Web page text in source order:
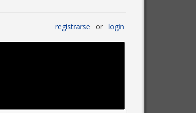
registrarse or login